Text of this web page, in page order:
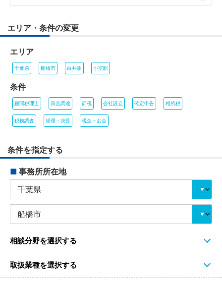
エリア・条件の変更
エリア
千葉県 船橋市 白井駅 小室駅
条件
顧問税理士 資金調達 節税 会社設立 確定申告 相続税
税務調査 経理・決算 税金・お金
条件を指定する
■ 事務所所在地
相談分野を選択する
取扱業種を選択する